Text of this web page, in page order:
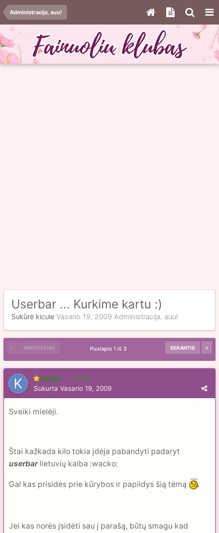
Administracija, auu!
Userbar ... Kurkime kartu :)
Sukūrė kicule Vasario 19, 2009 Administracija, auu!
ANKSTESNIS SEKANTIS
Puslapis 1 iš 3
kicule 104
Sukurta Vasario 19, 2009
Sveiki mielėji.
Štai kažkada kilo tokia įdėja pabandyti padaryt
userbarlietuvių kalba :wacko:
Gal kas prisidės prie kūrybos ir papildys šią tėmą
Jei kas norės įsidėti sau į parašą, būtų smagu kad